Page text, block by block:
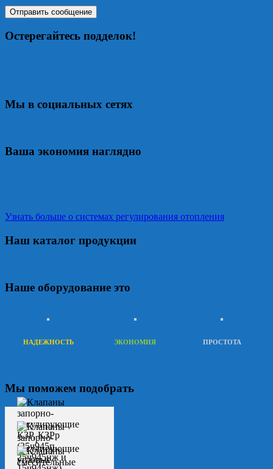
Остерегайтесь подделок!
Мы в социальных сетях
Ваша экономия наглядно
Узнать больше о системах регулирования отопления
Наш каталог продукции
Наше оборудование это
НАДЕЖНОСТЬ ЭКОНОМИЯ ПРОСТОТА
Мы поможем подобрать